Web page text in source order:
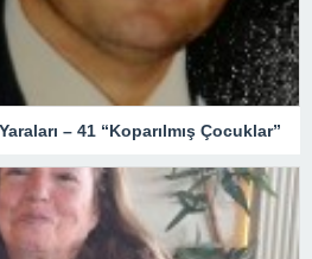
– 41 “Koparılmış Çocuklar”